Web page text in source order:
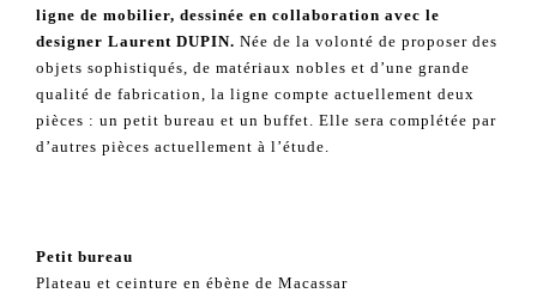
ligne de mobilier, dessinée en collaboration avec le
designer Laurent DUPIN. Née de la volonté de proposer des
objets sophistiqués, de matériaux nobles et d’une grande
qualité de fabrication, la ligne compte actuellement deux
pièces : un petit bureau et un buffet. Elle sera complétée par
d’autres pièces actuellement à l’étude.
Petit bureau
Plateau et ceinture en ébène de Macassar